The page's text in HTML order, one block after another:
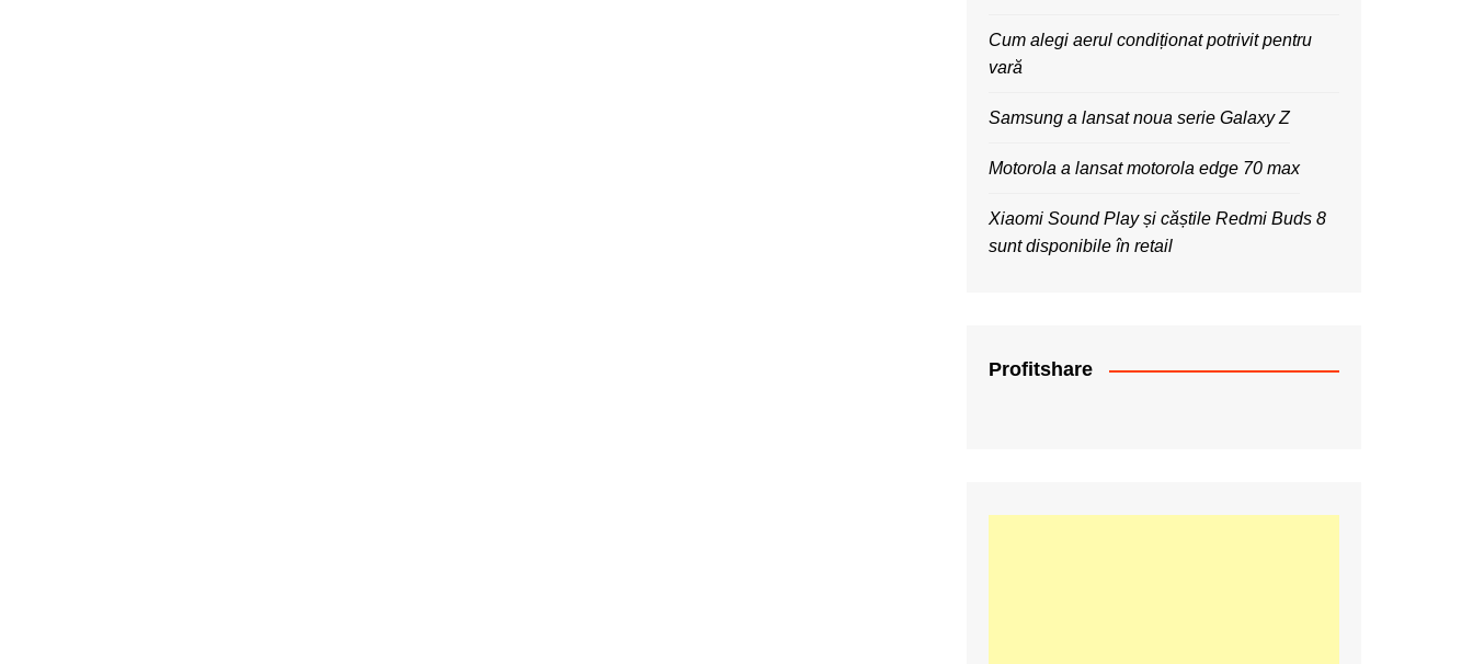
Cum alegi aerul condiționat potrivit pentru
vară
Samsung a lansat noua serie Galaxy Z
Motorola a lansat motorola edge 70 max
Xiaomi Sound Play și căștile Redmi Buds 8
sunt disponibile în retail
Profitshare